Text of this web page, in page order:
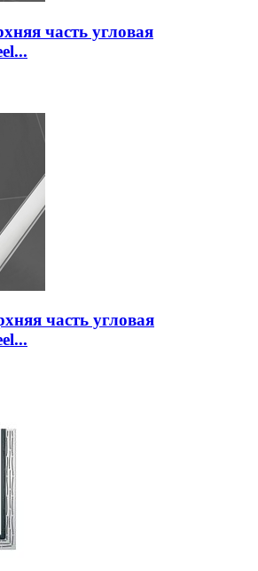
часть угловая
часть угловая